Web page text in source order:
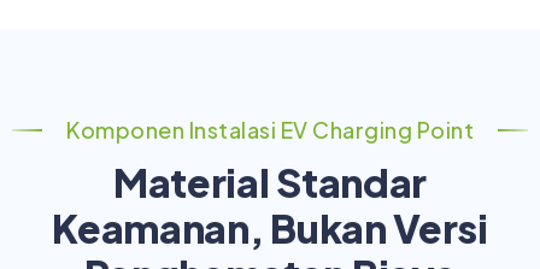
Komponen Instalasi EV Charging Point
Material Standar
Keamanan, Bukan Versi